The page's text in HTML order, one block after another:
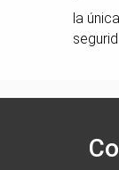
la